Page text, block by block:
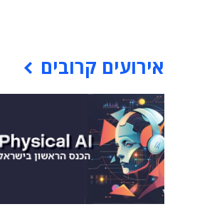
אירועים קרובים